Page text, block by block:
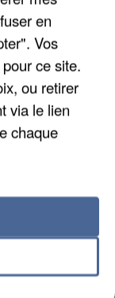
DE LA DZ
en
Vos
ce site.
ou retirer
via le lien
chaque